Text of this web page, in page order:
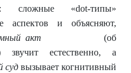
сложные «dot-типы»
аспектов и объясняют,
акт (об
естественно, а
суд вызывает когнитивный